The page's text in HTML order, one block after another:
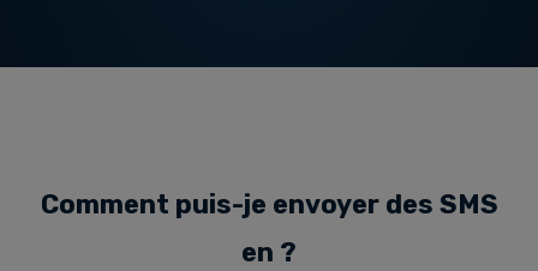
Comment puis-je envoyer des SMS
en ?